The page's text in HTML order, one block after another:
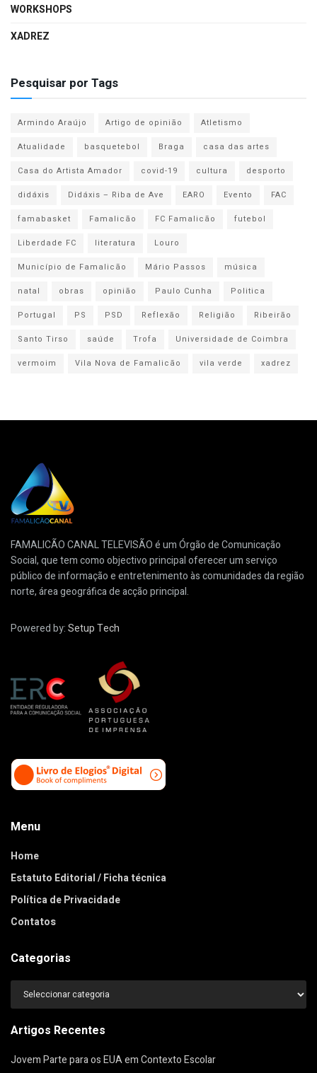
WORKSHOPS
XADREZ
Pesquisar por Tags
Armindo Araújo Artigo de opinião
Atletismo
Atualidade
basquetebol Braga
casa das artes
Casa do Artista Amador
covid-19 cultura
desporto
didáxis
Didáxis – Riba de Ave EARO Evento
FAC
famabasket
Famalicão FC Famalicão
futebol
Liberdade FC
literatura
Louro
Município de Famalicão
Mário Passos
música
natal
obras opinião Paulo Cunha
Politica
Portugal
PS PSD Reflexão Religião
Ribeirão
Santo Tirso
saúde Trofa
Universidade de Coimbra
vermoim
Vila Nova de Famalicão vila verde xadrez
FAMALICÃO CANAL TELEVISÃO é um Órgão de Comunicação
Social, que tem como objectivo principal oferecer um serviço
público de informação e entretenimento às comunidades da região
norte, área geográfica de acção principal.
Powered by:Setup Tech
Menu
Home
Estatuto Editorial / Ficha técnica
Política de Privacidade
Contatos
Categorias
Categorias
Artigos Recentes
Jovem Parte para os EUA em Contexto Escolar